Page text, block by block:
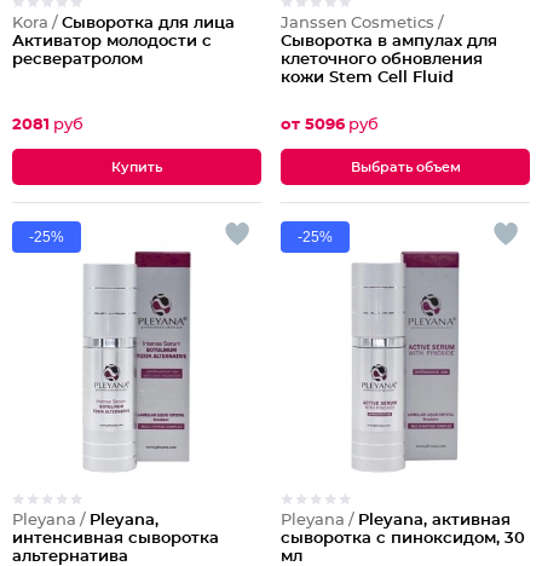
Kora / Сыворотка для лица
Активатор молодости с
ресвератролом
2081 руб
Janssen Cosmetics /
Сыворотка в ампулах для
клеточного обновления
кожи Stem Cell Fluid
от 5096 руб
Выбрать объем
-25%
Pleyana / Pleyana,
интенсивная сыворотка
альтернатива
-25%
Pleyana / Pleyana, активная
сыворотка с пиноксидом, 30
мл